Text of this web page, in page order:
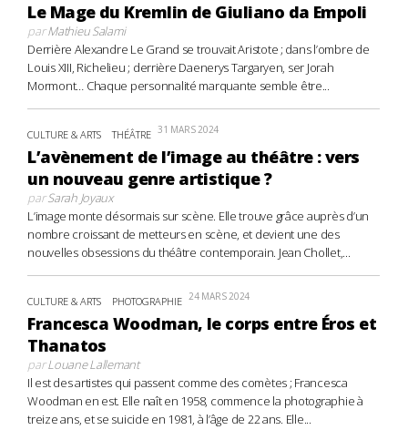
Le Mage du Kremlin de Giuliano da Empoli
parMathieu Salami
Derrière Alexandre Le Grand se trouvait Aristote ; dans l’ombre de
Louis XIII, Richelieu ; derrière Daenerys Targaryen, ser Jorah
Mormont… Chaque personnalité marquante semble être...
CULTURE & ARTS THÉÂTRE 31 MARS 2024
L’avènement de l’image au théâtre : vers
un nouveau genre artistique ?
parSarah Joyaux
L’image monte désormais sur scène. Elle trouve grâce auprès d’un
nombre croissant de metteurs en scène, et devient une des
nouvelles obsessions du théâtre contemporain. Jean Chollet,...
CULTURE & ARTS PHOTOGRAPHIE 24 MARS 2024
Francesca Woodman, le corps entre Éros et
Thanatos
parLouane Lallemant
Il est des artistes qui passent comme des comètes ; Francesca
Woodman en est. Elle naît en 1958, commence la photographie à
treize ans, et se suicide en 1981, à l’âge de 22 ans. Elle...